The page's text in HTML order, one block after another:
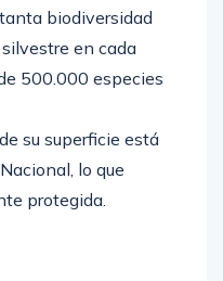
biodiversidad
en cada
500.000 especies
su superficie está
lo que
protegida.